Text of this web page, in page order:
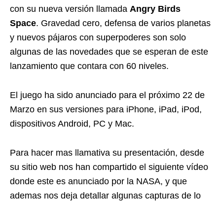
con su nueva versión llamada Angry Birds
Space. Gravedad cero, defensa de varios planetas
y nuevos pájaros con superpoderes son solo
algunas de las novedades que se esperan de este
lanzamiento que contara con 60 niveles.
El juego ha sido anunciado para el próximo 22 de
Marzo en sus versiones para iPhone, iPad, iPod,
dispositivos Android, PC y Mac.
Para hacer mas llamativa su presentación, desde
su sitio web nos han compartido el siguiente vídeo
donde este es anunciado por la NASA, y que
ademas nos deja detallar algunas capturas de lo